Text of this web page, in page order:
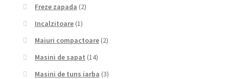
Freze zapada (2)
Incalzitoare (1)
Maiuri compactoare (2)
Masini de sapat (14)
Masini de tuns iarba (3)